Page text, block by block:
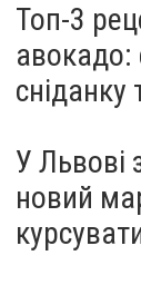
Протокол роботи
Фото: пресслужби
Топ-3
авокадо:
сніданку
У Львові
новий